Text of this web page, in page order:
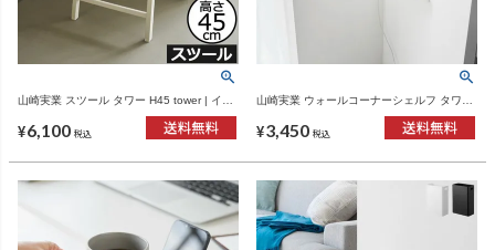
山崎実業 スツール タワー H45 tower | イン
テリア雑貨・タワーシリーズ
¥6,100 税込
山崎実業 ウォールコーナーシェルフ タワー
L 石こうボード壁対応 tower | インテリア雑
貨・タワーシリーズ
¥3,450 税込